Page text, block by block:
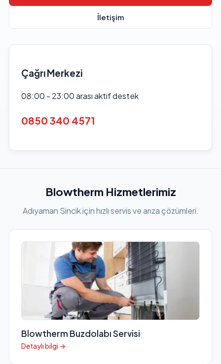
İletişim
Çağrı Merkezi
08:00 - 23:00 arası aktif destek
0850 340 4571
Blowtherm Hizmetlerimiz
Adıyaman Sincik için hızlı servis ve arıza çözümleri.
Blowtherm Buzdolabı Servisi
Detaylı bilgi →